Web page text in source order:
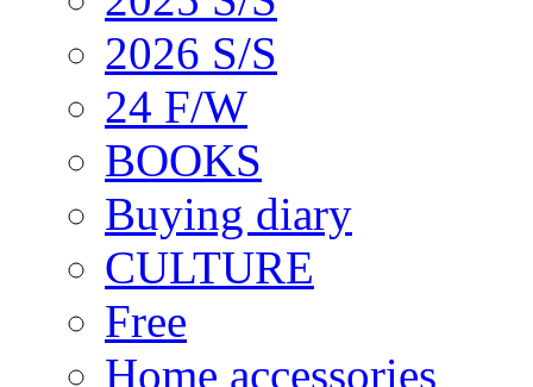
2026 S/S
24 F/W
BOOKS
Buying diary
CULTURE
Free
Home accessories